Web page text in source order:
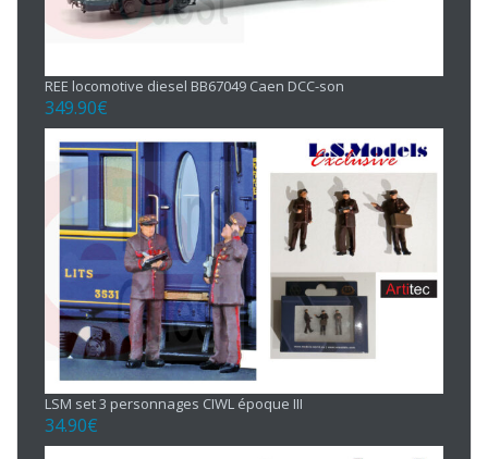
REE locomotive diesel BB67049 Caen DCC-son
349.90€
LSM set 3 personnages CIWL époque III
34.90€